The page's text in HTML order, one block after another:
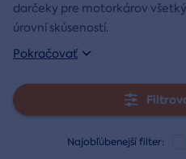
darčeky pre motorkárov
úrovní skúseností.
Pokračovať
Najobľúbenejší filter: